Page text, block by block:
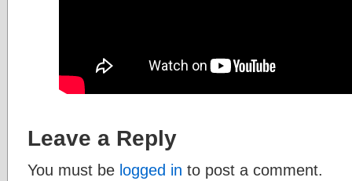
Leave a Reply
You must be logged in to post a comment.